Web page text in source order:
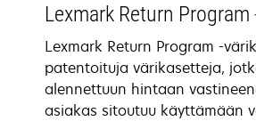
Lexmark Return
Lexmark Return Program -
patentoituja värikasetteja,
alennettuun hintaan
asiakas sitoutuu käyttämään